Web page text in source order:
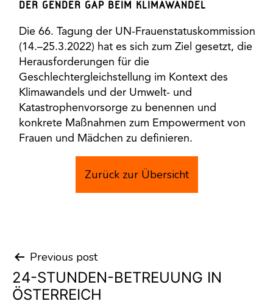
DER GENDER GAP BEIM KLIMAWANDEL
Die 66. Tagung der UN-Frauenstatuskommission
(14.–25.3.2022) hat es sich zum Ziel gesetzt, die
Herausforderungen für die
Geschlechtergleichstellung im Kontext des
Klimawandels und der Umwelt- und
Katastrophenvorsorge zu benennen und
konkrete Maßnahmen zum Empowerment von
Frauen und Mädchen zu definieren.
Zurück zur Übersicht
Post
navigation
Previous post
24-STUNDEN-BETREUUNG IN
ÖSTERREICH